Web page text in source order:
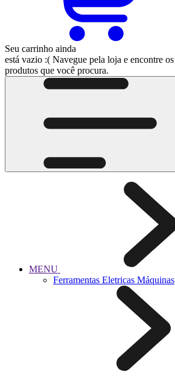
Seu carrinho ainda
está vazio :( Navegue pela loja e encontre os
produtos que você procura.
MENU
Ferramentas Eletricas Máquinas